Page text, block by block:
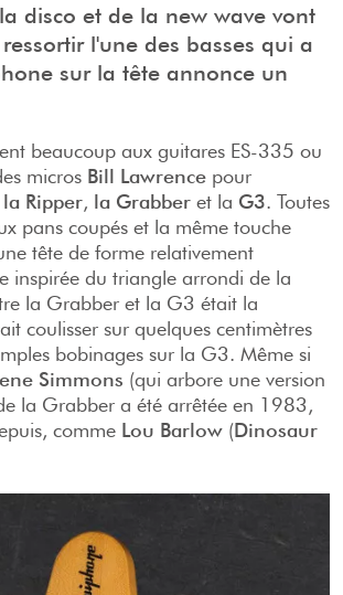
disco et de la new wave vont
l'une des basses qui a
sur la tête annonce un
beaucoup aux guitares ES-335 ou
micros Bill Lawrencepour
la Ripper, la Grabberet la G3. Toutes
pans coupés et la même touche
tête de forme relativement
inspirée du triangle arrondi de la
la Grabber et la G3 était la
coulisser sur quelques centimètres
bobinages sur la G3. Même si
Simmons (qui arbore une version
la Grabber a été arrêtée en 1983,
comme Lou Barlow(Dinosaur